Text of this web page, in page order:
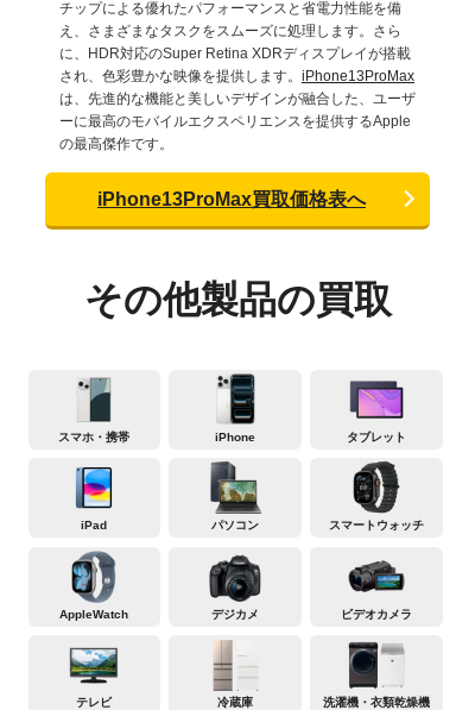
チップによる優れたパフォーマンスと省電力性能を備
え、さまざまなタスクをスムーズに処理します。さら
に、HDR対応のSuper Retina XDRディスプレイが搭載
され、色彩豊かな映像を提供します。 iPhone13ProMax
は、先進的な機能と美しいデザインが融合した、ユーザ
ーに最高のモバイルエクスペリエンスを提供するApple
の最高傑作です。
iPhone13ProMax買取価格表へ
その他製品の買取
スマホ・携帯 iPhone タブレット
iPad パソコン スマートウォッチ
AppleWatch デジカメ ビデオカメラ
テレビ 冷蔵庫 洗濯機・衣類乾燥機